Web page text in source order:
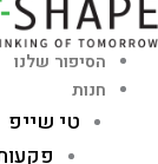
הסיפור שלנו
חנות
טי שייפ